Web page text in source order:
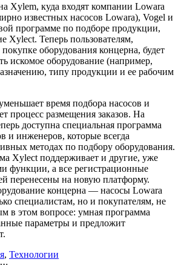
Xylem, куда входят компании Lowara
известных насосов Lowara), Vogel и
программе по подборе продукции,
Xylect. Теперь пользователям,
оборудования концерна, будет
искомое оборудование (например,
типу продукции и ее рабочим
время подбора насосов и
процесс размещения заказов. На
доступна специальная программа
и инженеров, которые всегда
методах по подбору оборудования.
Xylect поддерживает и другие, уже
функции, а все регистрационные
перенесены на новую платформу.
концерна — насосы Lowara
специалистам, но и покупателям, не
в этом вопросе: умная программа
параметры и предложит
, Технологии